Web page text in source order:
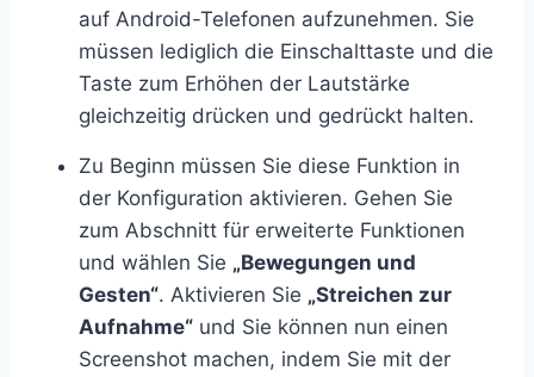
auf Android-Telefonen aufzunehmen. Sie
müssen lediglich die Einschalttaste und die
Taste zum Erhöhen der Lautstärke
gleichzeitig drücken und gedrückt halten.
Zu Beginn müssen Sie diese Funktion in
der Konfiguration aktivieren. Gehen Sie
zum Abschnitt für erweiterte Funktionen
und wählen Sie „Bewegungen und
Gesten“. Aktivieren Sie „Streichen zur
Aufnahme“ und Sie können nun einen
Screenshot machen, indem Sie mit der